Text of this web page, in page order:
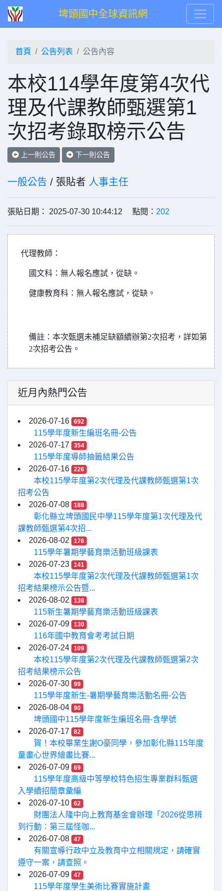
埤頭國中全球資訊網
首頁 公告列表 公告內容
本校114學年度第4次代
理及代課教師甄選第1
次招考錄取榜示公告
上一則公告 下一則公告
一般公告 / 張貼者 人事主任
張貼日期： 2025-07-30 10:44:12 點閱： 202
代理教師 ：
國文科 ：無人報名應試，從缺。
健康教育科 ：無人報名應試，從缺。
備註：本次甄選未補足缺額續辦第2次招考，詳如第
2次招考公告。
近月內熱門公告
2026-07-16 692
115學年度新生編班名冊-公告
2026-07-17
354
115學年度導師抽籤結果公告
2026-07-16
226
本校115學年度第2次代理及代課教師甄選第1次
招考公告
2026-07-08
188
彰化縣立埤頭國民中學115學年度第1次代理及代
課教師甄選第4次招...
2026-08-02
176
115學年暑期學藝育樂活動班級課表
2026-07-23
141
本校115學年度第2次代理及代課教師甄選第1次
招考結果榜示公告暨...
2026-08-02
138
115新生暑期學藝育樂活動班級課表
2026-07-09
130
116年國中教育會考考試日期
2026-07-24
109
本校115學年度第2次代理及代課教師甄選第2次
招考結果榜示公告
2026-07-30
99
115學年度新生-暑期學藝育樂活動名冊-公告
2026-08-04
90
埤頭國中115學年度新生編班名冊-含學號
2026-07-17
82
賀！本校畢業生謝O豪同學，參加彰化縣115年度
童畫心世界繪畫比賽...
2026-07-09
69
115學年度高級中等學校特色招生專業群科甄選
入學續招簡章彙編
2026-07-10
62
財團法人隆中向上教育基金會辦理「2026從思辨
到行動：第三屆怪咖...
2026-07-08
47
有關宣導行政中立及教育中立相關規定，請確實
遵守一案，請查照。
2026-07-09
47
115學年度學生美術比賽實施計畫